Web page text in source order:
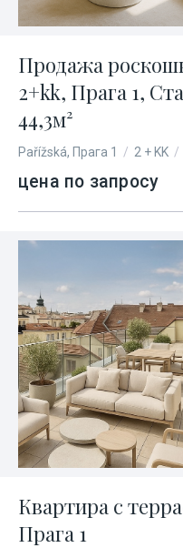
Продажа
2+kk, Прага 1,
44,3м²
Pařížská, Прага 1 / 2 + KK /
цена по запросу
Квартира с
Прага 1